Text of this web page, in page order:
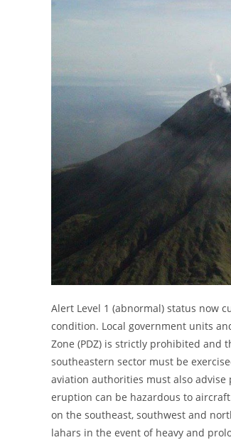
Alert Level 1 (abnormal) status now
condition. Local government units
Zone (PDZ) is strictly prohibited and
southeastern sector must be
aviation authorities must also advise
eruption can be hazardous to
on the southeast, southwest and
lahars in the event of heavy and